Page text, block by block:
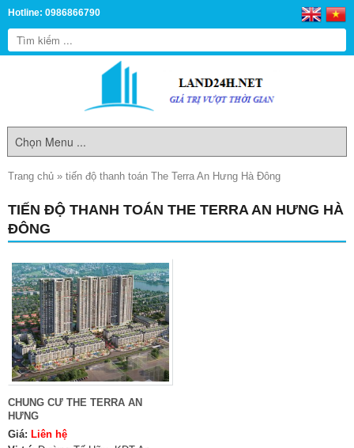
Hotline: 0986866790
Trang chủ » tiến độ thanh toán The Terra An Hưng Hà Đông
TIẾN ĐỘ THANH TOÁN THE TERRA AN HƯNG HÀ
ĐÔNG
CHUNG CƯ THE TERRA AN
HƯNG
Giá: Liên hệ